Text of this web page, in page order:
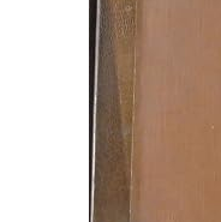
Vendedores
Comenzar a vender